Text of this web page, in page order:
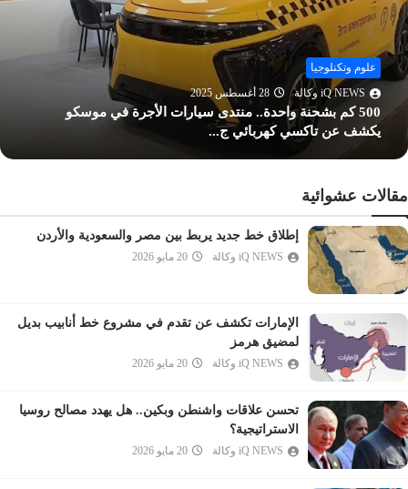
الجمعة
المنافقون
التغابن
الطلاق
التحريم
الملك
الحاقة
المعارج
الجن
المزمل
المدثر
القيامة
المرسلات
النبأ
علوم وتكنلوجيا
iQ NEWS وكالة
28 أغسطس 2025
500 كم بشحنة واحدة.. منتدى سيارات الأجرة في موسكو
يكشف عن تاكسي كهربائي ج...
مقالات عشوائية
إطلاق خط جديد يربط بين مصر والسعودية والأردن
iQ NEWS وكالة 20 مايو 2026
الإمارات تكشف عن تقدم في مشروع خط أنابيب بديل
لمضيق هرمز
iQ NEWS وكالة 20 مايو 2026
تحسن علاقات واشنطن وبكين.. هل يهدد مصالح روسيا
الاستراتيجية؟
iQ NEWS وكالة 20 مايو 2026